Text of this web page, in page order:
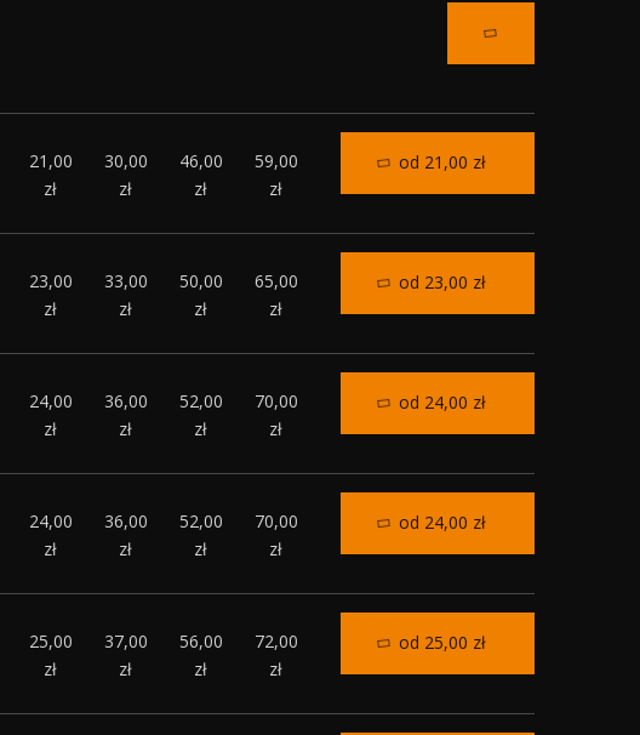
21,00
zł
30,00
zł
46,00
zł
59,00
zł
23,00
zł
33,00
zł
50,00
zł
65,00
zł
24,00
zł
36,00
zł
52,00
zł
70,00
zł
24,00
zł
36,00
zł
52,00
zł
70,00
zł
25,00
zł
37,00
zł
56,00
zł
72,00
zł